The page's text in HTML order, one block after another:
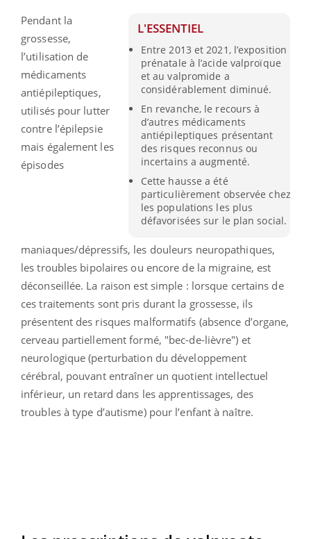
L'ESSENTIEL
Entre 2013 et 2021, l’exposition
prénatale à l’acide valproïque
et au valpromide a
considérablement diminué.
En revanche, le recours à
d’autres médicaments
antiépileptiques présentant
des risques reconnus ou
incertains a augmenté.
Cette hausse a été
particulièrement observée chez
les populations les plus
défavorisées sur le plan social.
Pendant la
grossesse,
l’utilisation de
médicaments
antiépileptiques,
utilisés pour lutter
contre l’épilepsie
mais également les
épisodes
maniaques/dépressifs, les douleurs neuropathiques,
les troubles bipolaires ou encore de la migraine, est
déconseillée. La raison est simple : lorsque certains de
ces traitements sont pris durant la grossesse, ils
présentent des risques malformatifs (absence d’organe,
cerveau partiellement formé, "bec-de-lièvre") et
neurologique (perturbation du développement
cérébral, pouvant entraîner un quotient intellectuel
inférieur, un retard dans les apprentissages, des
troubles à type d’autisme) pour l’enfant à naître.